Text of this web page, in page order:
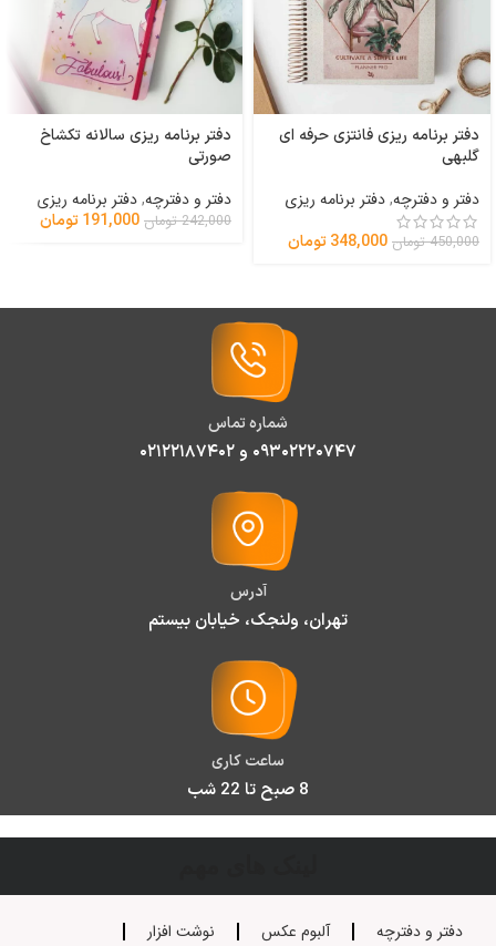
دفتر برنامه ریزی فانتزی حرفه ای
گلبهی
دفتر و دفترچه,دفتر برنامه ریزی
450,000 تومان 348,000تومان
دفتر برنامه ریزی سالانه تکشاخ
صورتی
دفتر و دفترچه,دفتر برنامه ریزی
242,000 تومان 191,000تومان
شماره تماس
۰۹۳۰۲۲۲۰۷۴۷ و ۰۲۱۲۲۱۸۷۴۰۲
آدرس
تهران، ولنجک، خیابان بیستم
ساعت کاری
8 صبح تا 22 شب
دفتر و دفترچه آلبوم عکس نوشت افزار